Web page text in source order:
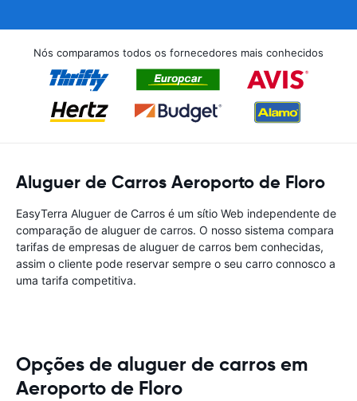
Nós comparamos todos os fornecedores mais conhecidos
Aluguer de Carros Aeroporto de Floro
EasyTerra Aluguer de Carros é um sítio Web independente de
comparação de aluguer de carros. O nosso sistema compara
tarifas de empresas de aluguer de carros bem conhecidas,
assim o cliente pode reservar sempre o seu carro connosco a
uma tarifa competitiva.
Opções de aluguer de carros em
Aeroporto de Floro